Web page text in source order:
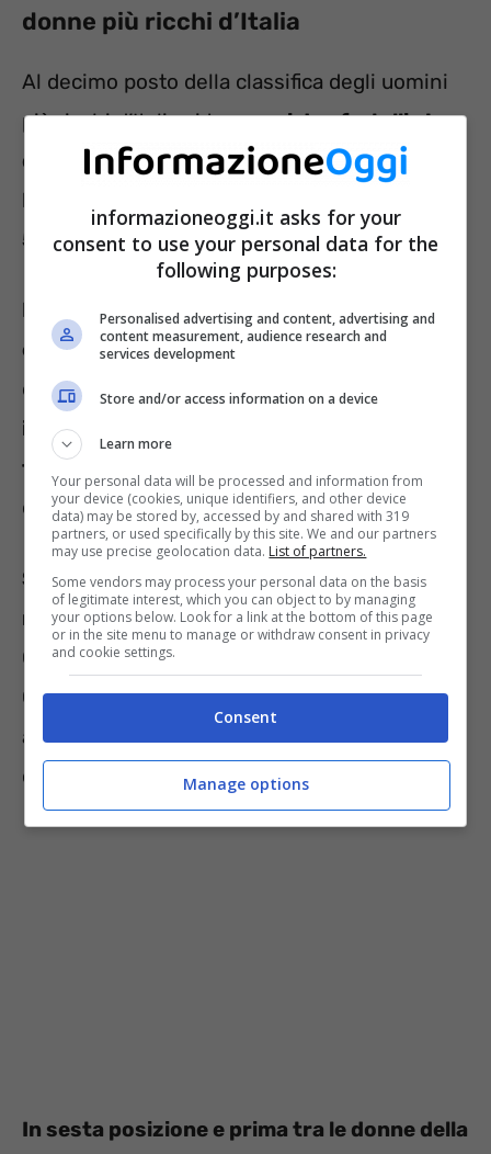
donne più ricchi d’Italia
Al decimo posto della classifica degli uomini
più ricchi d’Italia si trovanoi due fratelli che
detengo il colosso Techint, Gianfelice e
Paolo Rocca, che vantano un patrimonio di
5,6 miliardi di dollari.
Nono posto per la stilista originale ed
eccentrica Miuccia Prada, con 6,4 miliardi di
dollari.
All’ottavo posto della classifica,
invece, si trova il marito, l’imprenditore
toscano Patrizio Bertelli
di amministratore delegato del gruppo Prada.
Settimo posto per Sergio Stevanato, con 7
miliardi di dollari, Presidente onorario del
Consiglio di Amministrazione della Stevanato
Group, l’azienda farmaceutica che,
attualmente, è primo produttore al mondo di
cartucce di insulina.
In sesta posizione e prima tra le donne della
informazioneoggi.it asks for your
consent to use your personal data for the
following purposes:
Personalised advertising and content, advertising and
content measurement, audience research and
services development
Store and/or access information on a device
Learn more
Your personal data will be processed and information from
your device (cookies, unique identifiers, and other device
data) may be stored by, accessed by and shared with 319
partners, or used specifically by this site. We and our partners
may use precise geolocation data. List of partners.
Some vendors may process your personal data on the basis
of legitimate interest, which you can object to by managing
your options below. Look for a link at the bottom of this page
or in the site menu to manage or withdraw consent in privacy
and cookie settings.
Consent
Manage options